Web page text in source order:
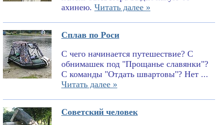
ахинею. Читать далее »
Сплав по Роси
С чего начинается путешествие? С
обнимашек под "Прощанье славянки"?
С команды "Отдать швартовы"? Нет ...
Читать далее »
Советский человек